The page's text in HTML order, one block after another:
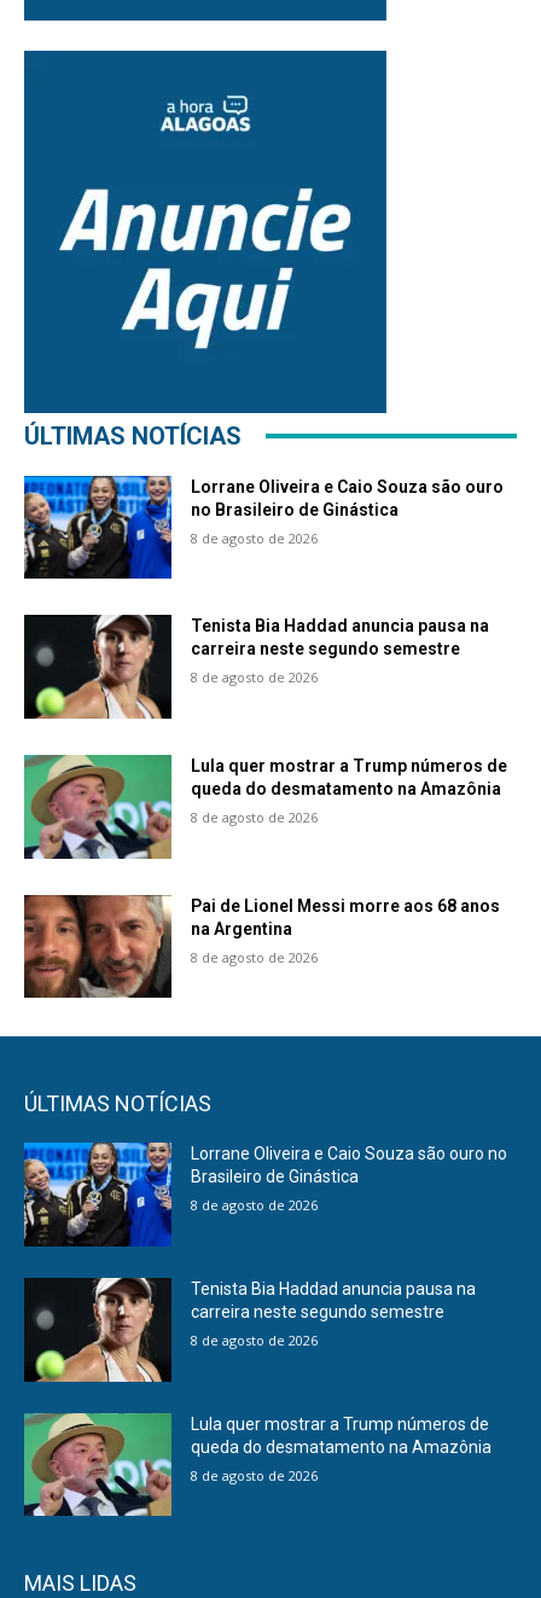
ÚLTIMAS NOTÍCIAS
Lorrane Oliveira e Caio Souza são ouro
no Brasileiro de Ginástica
8 de agosto de 2026
Tenista Bia Haddad anuncia pausa na
carreira neste segundo semestre
8 de agosto de 2026
Lula quer mostrar a Trump números de
queda do desmatamento na Amazônia
8 de agosto de 2026
Pai de Lionel Messi morre aos 68 anos
na Argentina
8 de agosto de 2026
ÚLTIMAS NOTÍCIAS
Lorrane Oliveira e Caio Souza são ouro no
Brasileiro de Ginástica
8 de agosto de 2026
Tenista Bia Haddad anuncia pausa na
carreira neste segundo semestre
8 de agosto de 2026
Lula quer mostrar a Trump números de
queda do desmatamento na Amazônia
8 de agosto de 2026
MAIS LIDAS